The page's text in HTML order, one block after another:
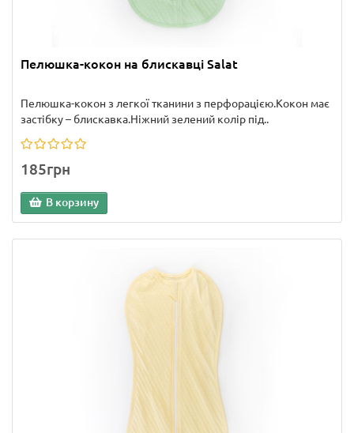
Пелюшка-кокон на блискавці Salat
Пелюшка-кокон з легкої тканини з перфорацією.Кокон має
застібку – блискавка.Ніжний зелений колір під..
185грн
В корзину